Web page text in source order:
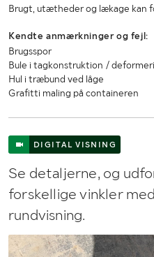
Brugt, utætheder og lækage kan
Kendte anmærkninger og fejl:
Brugsspor
Bule i tagkonstruktion /
Hul i træbund ved låge
Grafitti maling på containeren
DIGITAL VISNING
Se detaljerne, og
forskellige vinkler
rundvisning.